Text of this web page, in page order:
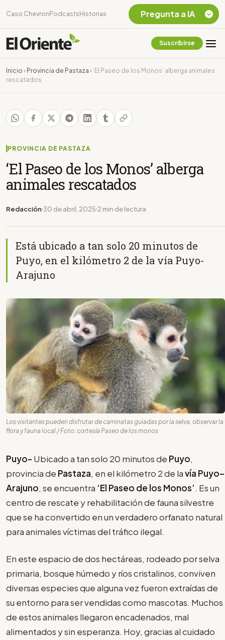
Caso Chevron Podcasts Historias
Suscribirse
Inicio › Provincia de Pastaza › ‘El Paseo de los Monos’ alberga animales
rescatados
PROVINCIA DE PASTAZA
‘El Paseo de los Monos’ alberga
animales rescatados
Redacción 30 de abril, 2025 2 min de lectura
Está ubicado a tan solo 20 minutos de
Puyo, en el kilómetro 2 de la vía Puyo-
Arajuno
Los visitantes pueden disfrutar de caminatas guiadas por la selva, observar la
flora y fauna local / Foto: cortesía Paseo de los monos
Puyo- Ubicado a tan solo 20 minutos de Puyo,
provincia de Pastaza, en el kilómetro 2 de lavía Puyo–
Arajuno, se encuentra ‘El Paseo de los Monos’. Es un
centro de rescate y rehabilitación de fauna silvestre
que se ha convertido en un verdadero orfanato natural
para animales víctimas del tráfico ilegal.
En este espacio de dos hectáreas, rodeado por selva
primaria, bosque húmedo y ríos cristalinos, conviven
diversas especies que alguna vez fueron extraídas de
su entorno para ser vendidas como mascotas. Muchos
de estos animales llegaron encadenados, mal
alimentados y sin esperanza. Hoy, gracias al cuidado
Pregunta a IA
Chevron Ecuador